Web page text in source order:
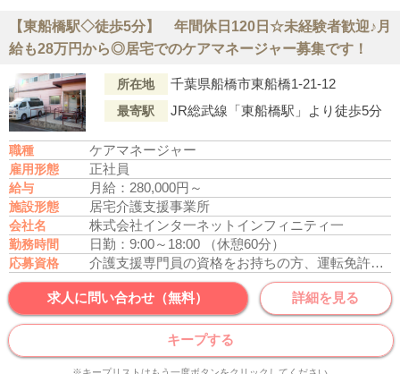
【東船橋駅◇徒歩5分】 年間休日120日☆未経験者歓迎♪月
給も28万円から◎居宅でのケアマネージャー募集です！
所在地 千葉県船橋市東船橋1-21-12
最寄駅 JR総武線「東船橋駅」より徒歩5分
職種 ケアマネージャー
雇用形態 正社員
給与 月給：280,000円～
施設形態 居宅介護支援事業所
会社名 株式会社インタ一ネットインフィニティ一
勤務時間 日勤：9:00～18:00 （休憩60分）
応募資格 介護支援専門員の資格をお持ちの方、運転免許あれば尚可
求人に問い合わせ（無料） 詳細を見る
キープする